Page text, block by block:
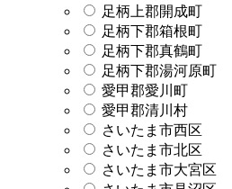
足柄上郡開成町
足柄下郡箱根町
足柄下郡真鶴町
足柄下郡湯河原町
愛甲郡愛川町
愛甲郡清川村
さいたま市西区
さいたま市北区
さいたま市大宮区